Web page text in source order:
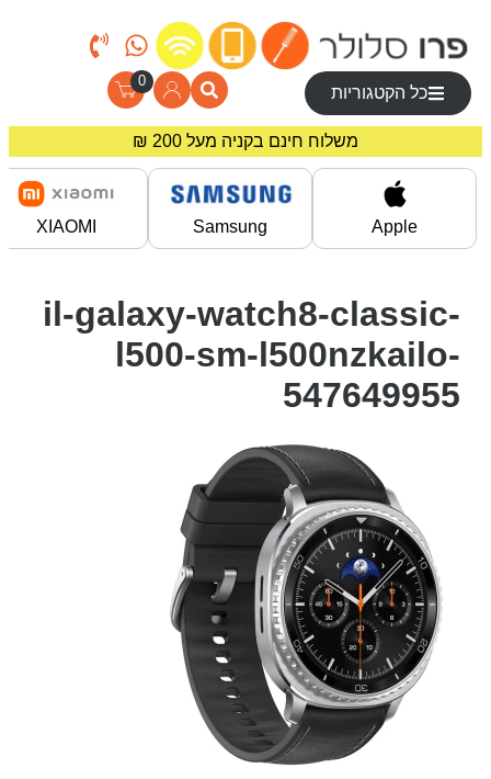
כל הקטגוריות
0
משלוח חינם בקניה מעל 200 ₪
מחירים מיוחדים לרוכשים באתר!
Apple
Samsung
XIAOMI
il-galaxy-watch8-classic-
l500-sm-l500nzkailo-
547649955